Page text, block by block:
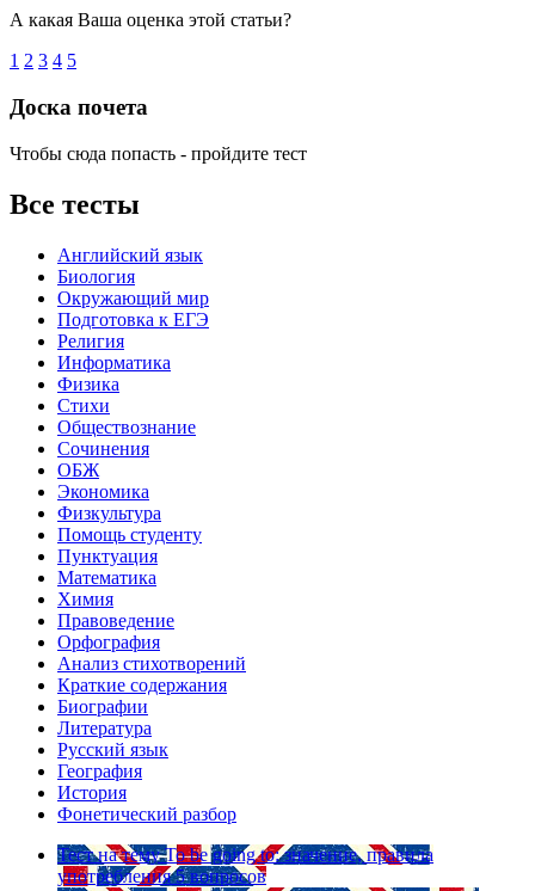
А какая Ваша оценка этой статьи?
1 2 3 4 5
Доска почета
Чтобы сюда попасть - пройдите тест
Все тесты
Английский язык
Биология
Окружающий мир
Подготовка к ЕГЭ
Религия
Информатика
Физика
Стихи
Обществознание
Сочинения
ОБЖ
Экономика
Физкультура
Помощь студенту
Пунктуация
Математика
Химия
Правоведение
Орфография
Анализ стихотворений
Краткие содержания
Биографии
Литература
Русский язык
География
История
Фонетический разбор
Тест на тему To be going to: значение, правила
употребления 5 вопросов